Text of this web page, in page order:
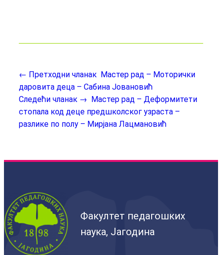
← Претходни чланак Мастер рад – Моторички
даровита деца – Сабинa Јовановић
Следећи чланак → Мастер рад – Деформитети
стопала код деце предшколског узраста –
разлике по полу – Мирјана Лацмановић
Факултет педагошких
наука, Јагодина